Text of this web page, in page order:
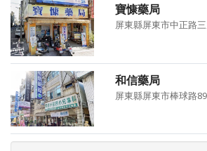
寶慷藥局
屏東縣屏東市中正路
和信藥局
屏東縣屏東市棒球路